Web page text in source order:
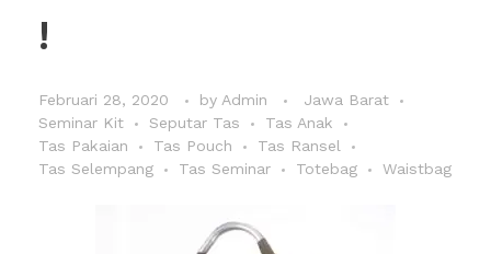
!
Februari 28, 2020 by Admin
Jawa Barat
Seminar Kit
Seputar Tas
Tas Anak
Tas Pakaian
Tas Pouch
Tas Ransel
Tas Selempang
Tas Seminar Totebag Waistbag